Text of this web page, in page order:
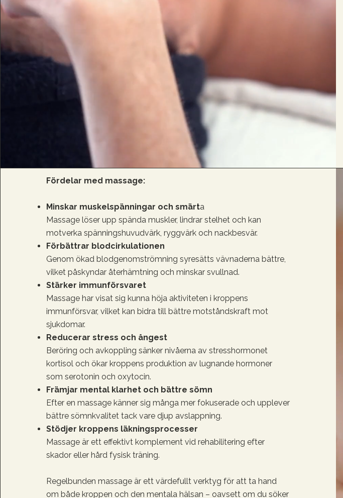
Fördelar med massage:
Minskar muskelspänningar och smärta
Massage löser upp spända muskler, lindrar stelhet och kan
motverka spänningshuvudvärk, ryggvärk och nackbesvär.
Förbättrar blodcirkulationen
Genom ökad blodgenomströmning syresätts vävnaderna bättre,
vilket påskyndar återhämtning och minskar svullnad.
Stärker immunförsvaret
Massage har visat sig kunna höja aktiviteten i kroppens
immunförsvar, vilket kan bidra till bättre motståndskraft mot
sjukdomar.
Reducerar stress och ångest
Beröring och avkoppling sänker nivåerna av stresshormonet
kortisol och ökar kroppens produktion av lugnande hormoner
som serotonin och oxytocin.
Främjar mental klarhet och bättre sömn
Efter en massage känner sig många mer fokuserade och upplever
bättre sömnkvalitet tack vare djup avslappning.
Stödjer kroppens läkningsprocesser
Massage är ett effektivt komplement vid rehabilitering efter
skador eller hård fysisk träning.
Regelbunden massage är ett värdefullt verktyg för att ta hand
om både kroppen och den mentala hälsan – oavsett om du söker